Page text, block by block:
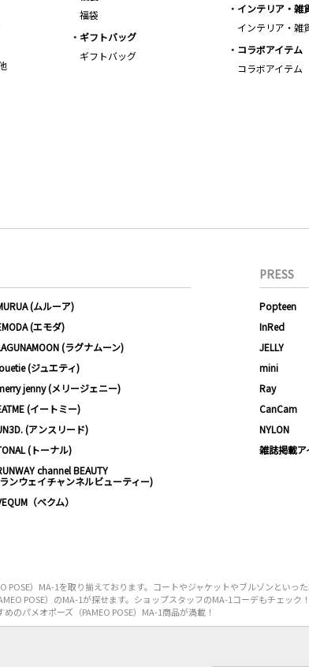
福袋
インテリア・雑
インテリア・雑
ギフトバッグ
ギフトバッグ
コラボアイテム
コラボアイテム
(ムルーア)
(エモダ)
(ラグナムーン)
(ジュエティ)
jenny (メリージェニー)
(イートミー)
(アンスリード)
(トーナル)
channel BEAUTY
ンウェイチャンネルビューティー)
（ベクム）
PRESS
Popteen
InRed
JELLY
mini
Ray
CanCam
NYLON
雑誌掲載ア
）MA-1を取り揃えております。コートやジャケットやブルゾンといっ
POSE）のMA-1が探せます。ショップスタッフのMA-1コーデもチェック！
のパメオポーズ（PAMEO POSE）MA-1商品が満載！